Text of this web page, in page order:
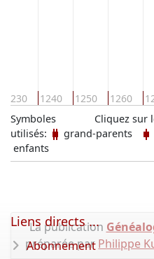
1230 1240 1250 1260
Cliquez sur
Symboles
utilisés:
grand-parents
enfants
La publication
préparée parPhilippe
Liens directs ...
Abonnement